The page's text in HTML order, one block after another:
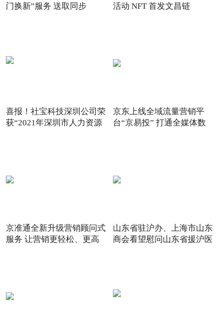
门换新”服务 送取同步
活动 NFT 首发文昌链
喜报！社宝科技深圳公司荣
获“2021年深圳市人力资源
京东上线全域流量营销平
台“京易投” 打通全媒体数
京准通全新升级营销顾问式
服务 让营销更轻松、更高
山东省驻沪办、上海市山东
商会看望慰问山东省援沪医